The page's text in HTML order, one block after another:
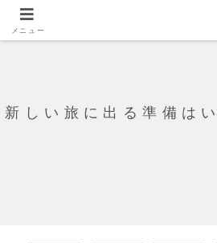
新しい旅に出る準備は
メニュー